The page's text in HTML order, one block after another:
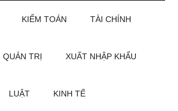
KIỂM TOÁN TÀI CHÍNH
QUẢN TRỊ XUẤT NHẬP KHẨU
LUẬT KINH TẾ